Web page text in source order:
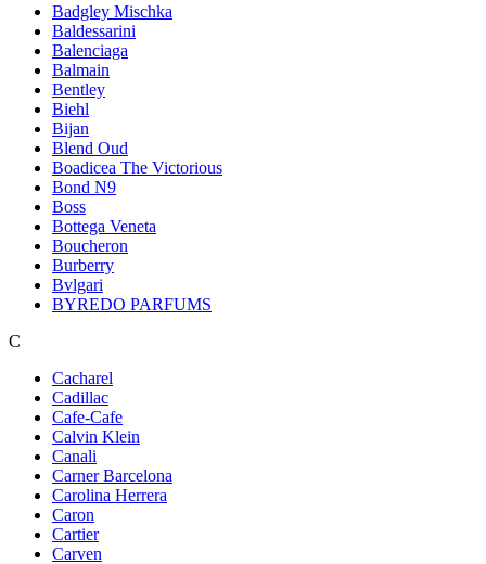
Badgley Mischka
Baldessarini
Balenciaga
Balmain
Bentley
Biehl
Bijan
Blend Oud
Boadicea The Victorious
Bond N9
Boss
Bottega Veneta
Boucheron
Burberry
Bvlgari
BYREDO PARFUMS
C
Cacharel
Cadillac
Cafe-Cafe
Calvin Klein
Canali
Carner Barcelona
Carolina Herrera
Caron
Cartier
Carven